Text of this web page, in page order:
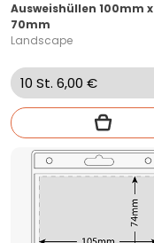
Ausweishüllen 100mm x
70mm
Landscape